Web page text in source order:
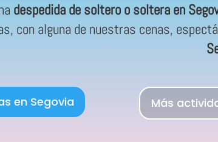
despedida de soltero o soltera en
con alguna de nuestras cenas,
en Segovia Más